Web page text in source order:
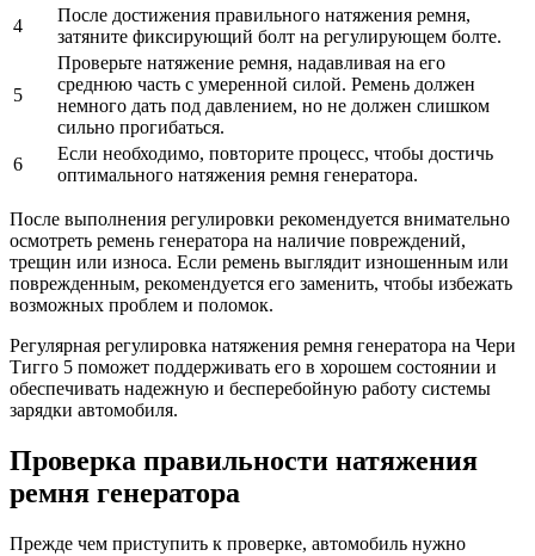
4
После достижения правильного натяжения ремня,
затяните фиксирующий болт на регулирующем болте.
5
Проверьте натяжение ремня, надавливая на его
среднюю часть с умеренной силой. Ремень должен
немного дать под давлением, но не должен слишком
сильно прогибаться.
6
Если необходимо, повторите процесс, чтобы достичь
оптимального натяжения ремня генератора.
После выполнения регулировки рекомендуется внимательно
осмотреть ремень генератора на наличие повреждений,
трещин или износа. Если ремень выглядит изношенным или
поврежденным, рекомендуется его заменить, чтобы избежать
возможных проблем и поломок.
Регулярная регулировка натяжения ремня генератора на Чери
Тигго 5 поможет поддерживать его в хорошем состоянии и
обеспечивать надежную и бесперебойную работу системы
зарядки автомобиля.
Проверка правильности натяжения
ремня генератора
Прежде чем приступить к проверке, автомобиль нужно